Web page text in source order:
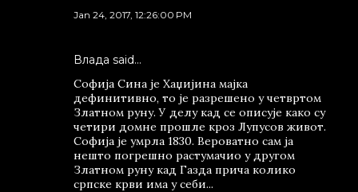
Jan 24, 2017, 12:26:00 PM
Влада said…
Софија Сина је Хаџијина мајка
дефинитивно, то је разрешено у четвртом
Златном руну. У делу кад се описује како су
четири домне прошле кроз Лупусов живот.
Софија је умрла 1830. Вероватно сам ја
нешто погрешно растумачио у другом
Златном руну кад Газда прича колико
српске крви има у себи...